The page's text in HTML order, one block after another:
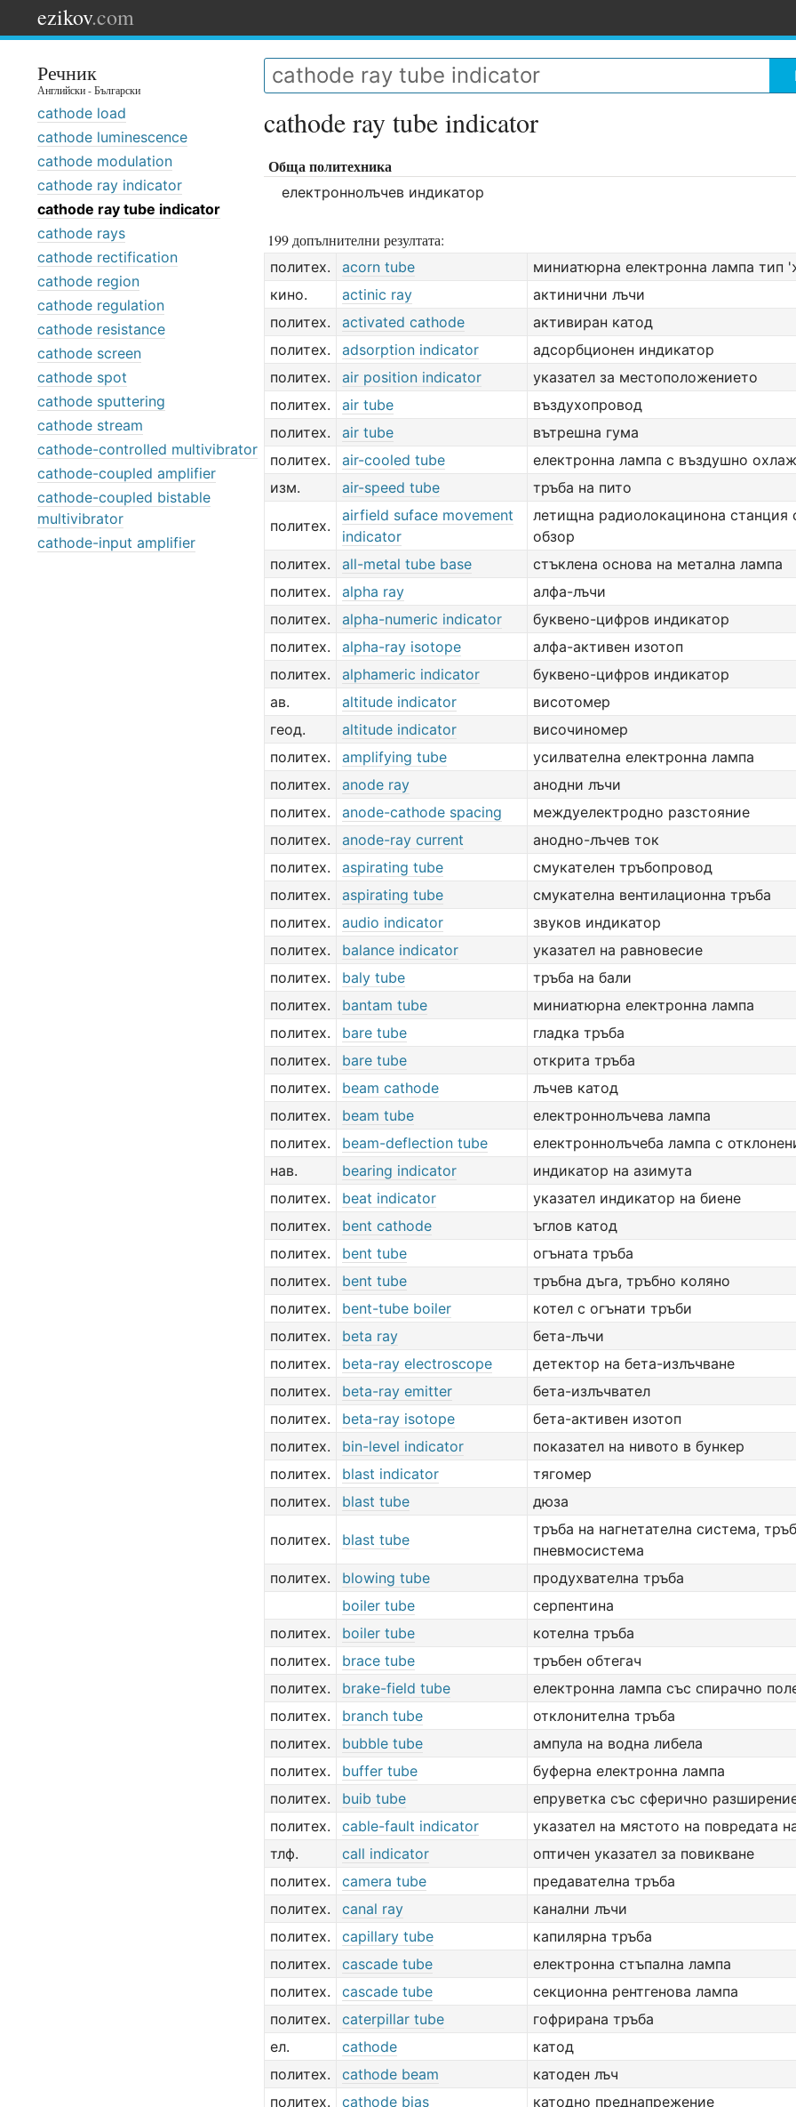
ezikov.com
Речник
Английски - Български
cathode load
cathode luminescence
cathode modulation
cathode ray indicator
cathode ray tube indicator
cathode rays
cathode rectification
cathode region
cathode regulation
cathode resistance
cathode screen
cathode spot
cathode sputtering
cathode stream
cathode-controlled multivibrator
cathode-coupled amplifier
cathode-coupled bistable
multivibrator
cathode-input amplifier
cathode ray tube indicator
Обща политехника
електроннолъчев индикатор
199 допълнителни резултата:
политех. acorn tube
миниатюрна електронна лампа тип
кино.
actinic ray
актинични лъчи
политех.
activated cathode
активиран катод
политех.
adsorption indicator
адсорбционен индикатор
политех.
air position indicator
указател за местоположението
политех.
air tube
въздухопровод
политех.
air tube
вътрешна гума
политех.
air-cooled tube
електронна лампа с въздушно
изм.
air-speed tube тръба на пито
политех.
airfield suface movement
indicator
летищна радиолокацинона станция
обзор
политех.
all-metal tube base
стъклена основа на метална лампа
политех.
alpha ray
алфа-лъчи
политех.
alpha-numeric indicator
буквено-цифров индикатор
политех.
alpha-ray isotope
алфа-активен изотоп
политех.
alphameric indicator
буквено-цифров индикатор
ав.
altitude indicator
висотомер
геод.
altitude indicator
височиномер
политех.
amplifying tube
усилвателна електронна лампа
политех.
anode ray
анодни лъчи
политех.
anode-cathode spacing
междуелектродно разстояние
политех.
anode-ray current
анодно-лъчев ток
политех.
aspirating tube
смукателен тръбопровод
политех.
aspirating tube
смукателна вентилационна тръба
политех.
audio indicator
звуков индикатор
политех.
balance indicator
указател на равновесие
политех.
baly tube
тръба на бали
политех.
bantam tube
миниатюрна електронна лампа
политех.
bare tube
гладка тръба
политех.
bare tube
открита тръба
политех.
beam cathode
лъчев катод
политех.
beam tube
електроннолъчева лампа
политех.
beam-deflection tube
електроннолъчеба лампа с
нав.
bearing indicator
индикатор на азимута
политех.
beat indicator
указател индикатор на биене
политех.
bent cathode
ъглов катод
политех.
bent tube
огъната тръба
политех.
bent tube
тръбна дъга, тръбно коляно
политех.
bent-tube boiler
котел с огънати тръби
политех.
beta ray
бета-лъчи
политех.
beta-ray electroscope
детектор на бета-излъчване
политех.
beta-ray emitter
бета-излъчвател
политех.
beta-ray isotope
бета-активен изотоп
политех.
bin-level indicator
показател на нивото в бункер
политех.
blast indicator
тягомер
политех.
blast tube дюза
политех. blast tube
тръба на нагнетателна система,
пневмосистема
политех.
blowing tube
продухвателна тръба
boiler tube
серпентина
политех.
boiler tube
котелна тръба
политех.
brace tube
тръбен обтегач
политех.
brake-field tube
електронна лампа със спирачно
политех.
branch tube
отклонителна тръба
политех.
bubble tube
ампула на водна либела
политех.
buffer tube
буферна електронна лампа
политех.
buib tube
епруветка със сферично
политех.
cable-fault indicator
указател на мястото на повредата
тлф.
call indicator
оптичен указател за повикване
политех.
camera tube
предавателна тръба
политех.
canal ray
канални лъчи
политех.
capillary tube
капилярна тръба
политех.
cascade tube
електронна стъпална лампа
политех.
cascade tube
секционна рентгенова лампа
политех.
caterpillar tube
гофрирана тръба
ел.
cathode
катод
политех.
cathode beam
катоден лъч
политех.
cathode bias
катодно преднапрежение